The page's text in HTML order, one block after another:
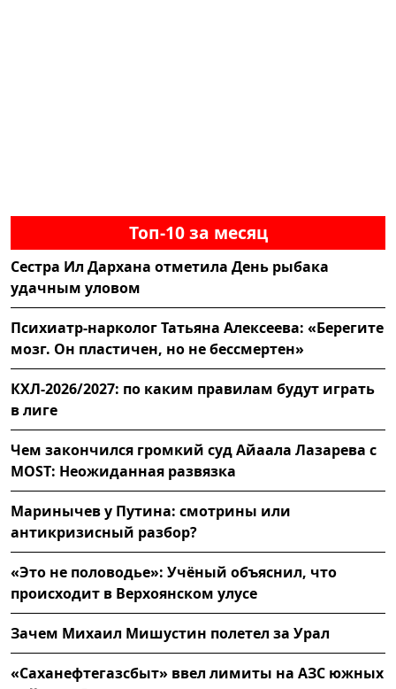
Топ-10 за месяц
Сестра Ил Дархана отметила День рыбака
удачным уловом
Психиатр-нарколог Татьяна Алексеева: «Берегите
мозг. Он пластичен, но не бессмертен»
КХЛ-2026/2027: по каким правилам будут играть
в лиге
Чем закончился громкий суд Айаала Лазарева с
MOST: Неожиданная развязка
Маринычев у Путина: смотрины или
антикризисный разбор?
«Это не половодье»: Учёный объяснил, что
происходит в Верхоянском улусе
Зачем Михаил Мишустин полетел за Урал
«Саханефтегазсбыт» ввел лимиты на АЗС южных